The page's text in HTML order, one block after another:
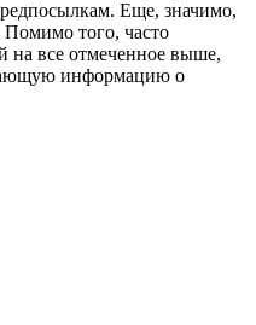
Еще, значимо,
того, часто
на все отмеченное выше,
информацию о